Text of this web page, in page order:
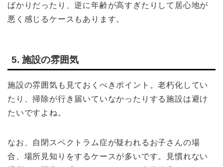
ばかりだったり、逆に年齢が高すぎたりして居心地が
悪く感じるケースもあります。
5. 施設の雰囲気
施設の雰囲気も見ておくべきポイント。老朽化してい
たり、掃除が行き届いていなかったりする施設は避け
たいですよね。
なお、自閉スペクトラム症が疑われるお子さんの場
合、場所見知りをするケースが多いです。見慣れない